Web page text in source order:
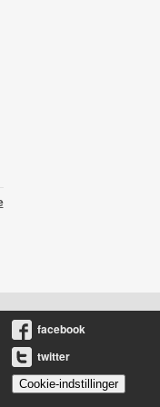
facebook
twitter
Cookie-indstillinger